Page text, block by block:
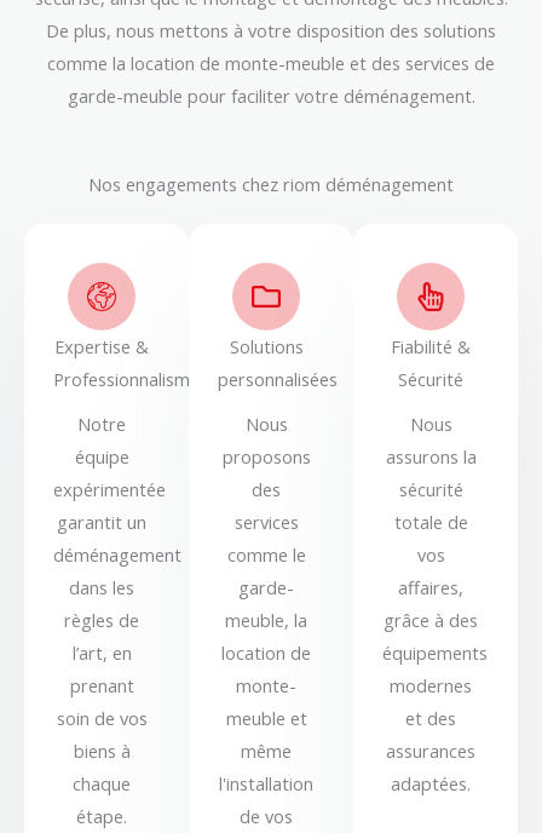
De plus, nous mettons à votre disposition des solutions
comme la location de monte-meuble et des services de
garde-meuble pour faciliter votre déménagement.
Nos engagements chez riom déménagement
Expertise &
Professionnalisme
Notre
équipe
expérimentée
garantit un
déménagement
dans les
règles de
l’art, en
prenant
soin de vos
biens à
chaque
étape.
Solutions
personnalisées
Nous
proposons
des
services
comme le
garde-
meuble, la
location de
monte-
meuble et
même
l'installation
de vos
Fiabilité &
Sécurité
Nous
assurons la
sécurité
totale de
vos
affaires,
grâce à des
équipements
modernes
et des
assurances
adaptées.